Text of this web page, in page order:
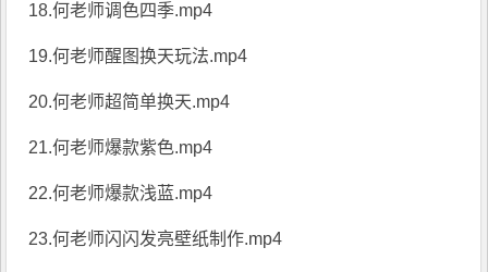
18.何老师调色四季.mp4
19.何老师醒图换天玩法.mp4
20.何老师超简单换天.mp4
21.何老师爆款紫色.mp4
22.何老师爆款浅蓝.mp4
23.何老师闪闪发亮壁纸制作.mp4